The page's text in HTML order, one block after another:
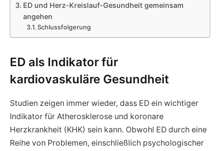
ED und Herz-Kreislauf-Gesundheit gemeinsam
angehen
Schlussfolgerung
ED als Indikator für
kardiovaskuläre Gesundheit
Studien zeigen immer wieder, dass ED ein wichtiger
Indikator für Atherosklerose und koronare
Herzkrankheit (KHK) sein kann. Obwohl ED durch eine
Reihe von Problemen, einschließlich psychologischer